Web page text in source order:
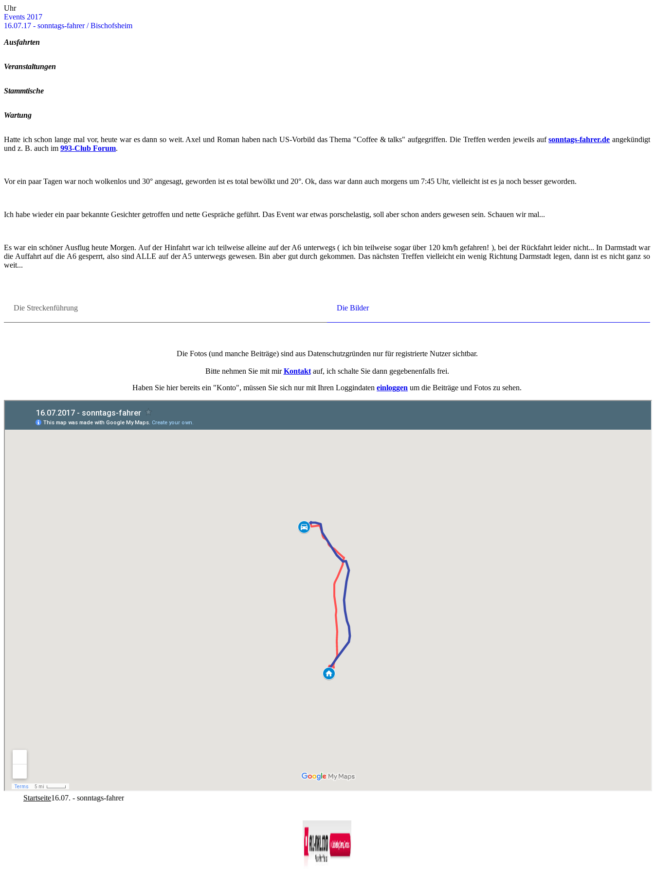
Uhr
Events 2017
16.07.17 - sonntags-​​​​fahrer / Bi­schofs­heim
Aus­fahr­ten
Ver­an­stal­tun­gen
Stamm­ti­sche
War­tung
Hatte ich schon lange mal vor, heute war es dann so weit. Axel und Roman haben nach US-​​​​Vorbild das Thema "Cof­fee & talks" auf­ge­grif­fen. Die Tref­fen wer­den je­weils aufsonntags-​​​​fahrer.de an­ge­kün­digt
und z. B. auch im 993-Club Forum.
Vor ein paar Tagen war noch wol­ken­los und 30° an­ge­sagt, ge­wor­den ist es total be­wölkt und 20°. Ok, dass war dann auch mor­gens um 7:45 Uhr, viel­leicht ist es ja noch bes­ser ge­wor­den.
Ich habe wie­der ein paar be­kann­te Ge­sich­ter ge­trof­fen und nette Ge­sprä­che ge­führt. Das Event war etwas por­sche­las­tig, soll aber schon an­ders ge­we­sen sein. Schau­en wir mal...
Es war ein schö­ner Aus­flug heute Mor­gen. Auf der Hin­fahrt war ich teil­wei­se al­lei­ne auf der A6 un­ter­wegs ( ich bin teil­wei­se sogar über 120 km/h ge­fah­ren! ), bei der Rück­fahrt lei­der nicht... In Darm­stadt war
die Auf­fahrt auf die A6 ge­sperrt, also sind ALLE auf der A5 un­ter­wegs ge­we­sen. Bin aber gut durch ge­kom­men. Das nächs­ten Tref­fen viel­leicht ein wenig Rich­tung Darm­stadt legen, dann ist es nicht ganz so
weit...
Die Stre­cken­füh­rung Die Bil­der
Die Fotos (und man­che Bei­trä­ge) sind aus Da­ten­schutz­grün­den nur für re­gis­trier­te Nut­zer sicht­bar.
Bitte neh­men Sie mit mirKon­taktauf, ich schal­te Sie dann ge­ge­be­nen­falls frei.
Haben Sie hier be­reits ein "Konto", müs­sen Sie sich nur mit Ihren Loggin­da­ten ein­log­gen um die Bei­trä­ge und Fotos zu sehen.
Startseite16.07. - sonntags-fahrer